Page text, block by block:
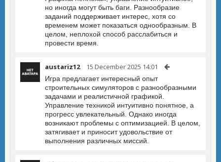
но иногда могут быть баги. Разнообразие
заданий поддерживает интерес, хотя со
временем может показаться однообразным. В
целом, неплохой способ расслабиться и
провести время.
austariz12 15 December 2025 14:01
Игра предлагает интересный опыт
строительных симуляторов с разнообразными
задачами и реалистичной графикой.
Управление техникой интуитивно понятное, а
прогресс увлекательный. Однако иногда
возникают проблемы с оптимизацией. В целом,
затягивает и приносит удовольствие от
выполнения различных миссий.